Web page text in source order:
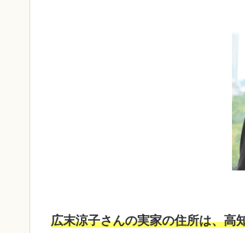
広末涼子さんの実家の住所は、高